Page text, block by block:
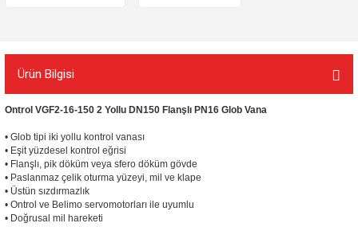
Ürün Bilgisi
Ontrol VGF2-16-150 2 Yollu DN150 Flanşlı PN16 Glob Vana
• Glob tipi iki yollu kontrol vanası
• Eşit yüzdesel kontrol eğrisi
• Flanşlı, pik döküm veya sfero döküm gövde
• Paslanmaz çelik oturma yüzeyi, mil ve klape
• Üstün sızdırmazlık
• Ontrol ve Belimo servomotorları ile uyumlu
• Doğrusal mil hareketi